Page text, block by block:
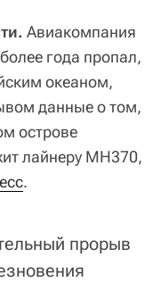
Авиакомпания
года пропал,
океаном,
данные о том,
острове
лайнеру MH370,
.
прорыв